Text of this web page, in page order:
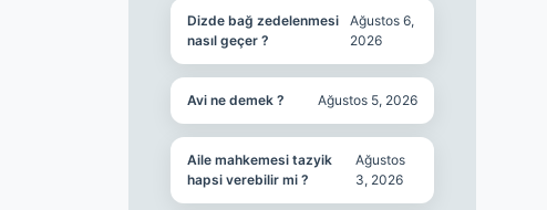
Dizde bağ zedelenmesi
nasıl geçer ?
Ağustos 6,
2026
Avi ne demek ? Ağustos 5, 2026
Aile mahkemesi tazyik
hapsi verebilir mi ?
Ağustos
3, 2026